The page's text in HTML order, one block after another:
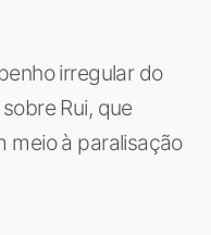
irregular do
Rui, que
meio à paralisação